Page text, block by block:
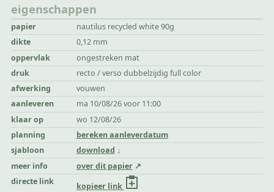
eigenschappen
papier
nautilus recycled white 90g
dikte
0,12 mm
oppervlak
ongestreken mat
druk
recto / verso dubbelzijdig full color
afwerking
vouwen
aanleveren
ma 10/08/26 voor 11:00
klaar op
wo 12/08/26
planning
bereken aanleverdatum
sjabloon
download
meer info
over dit papier
directe link
kopieer link